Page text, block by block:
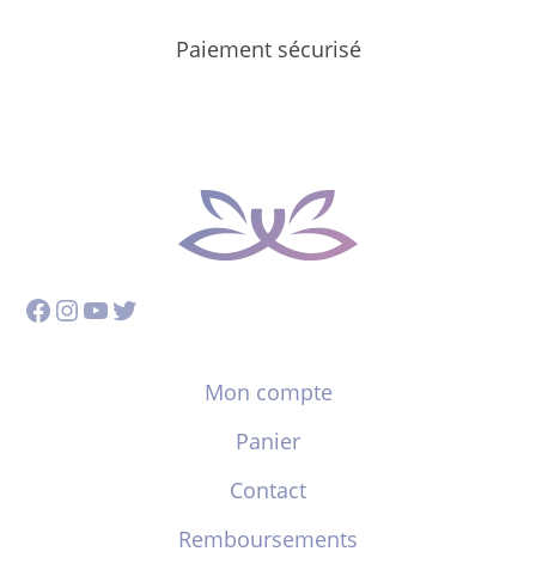
Paiement sécurisé
Facebook
Instagram
YouTube
Twitter
Mon compte
Panier
Contact
Remboursements